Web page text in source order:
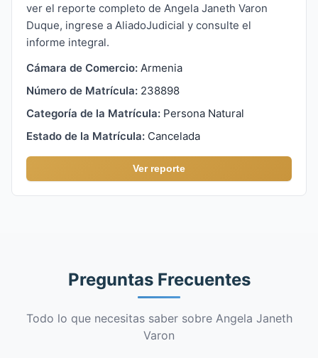
ver el reporte completo de Angela Janeth Varon
Duque, ingrese a AliadoJudicial y consulte el
informe integral.
Cámara de Comercio: Armenia
Número de Matrícula: 238898
Categoría de la Matrícula: Persona Natural
Estado de la Matrícula: Cancelada
Ver reporte
Preguntas Frecuentes
Todo lo que necesitas saber sobre Angela Janeth
Varon